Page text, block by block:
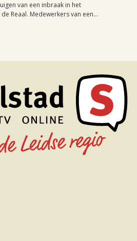
van een inbraak in het
Reaal. Medewerkers van een...